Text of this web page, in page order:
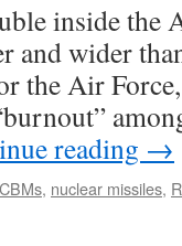
inside the
and wider
the Air
reading →
, nuclear missiles,